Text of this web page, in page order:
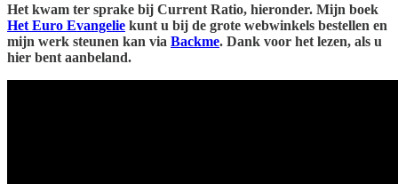
Het kwam ter sprake bij Current Ratio, hieronder. Mijn boek
Het Euro Evangelie kunt u bij de grote webwinkels bestellen en
mijn werk steunen kan via Backme. Dank voor het lezen, als u
hier bent aanbeland.